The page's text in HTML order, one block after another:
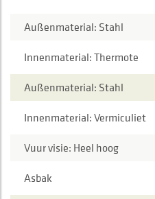
Außenmaterial: Stahl
Innenmaterial: Thermote
Außenmaterial: Stahl
Innenmaterial: Vermiculiet
Vuur visie: Heel hoog
Asbak